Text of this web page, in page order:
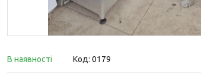
В наявності Код: 0179